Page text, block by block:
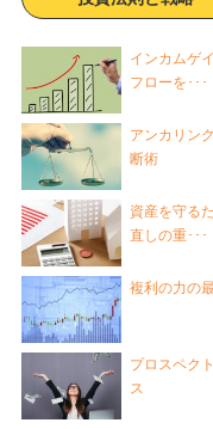
インカムゲ
フローを･･･
アンカリン
断術
資産を守る
直しの重･･･
複利の力の
プロスペク
ス